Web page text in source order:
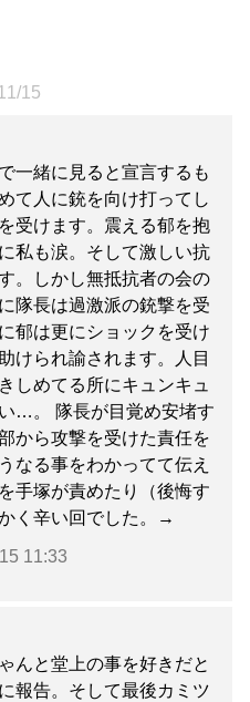
15
一緒に見ると宣言するも
て人に銃を向け打ってし
受けます。震える郁を抱
私も涙。そして激しい抗
。しかし無抵抗者の会の
隊長は過激派の銃撃を受
郁は更にショックを受け
けられ諭されます。人目
しめてる所にキュンキュ
…。 隊長が目覚め安堵す
から攻撃を受けた責任を
なる事をわかってて伝え
手塚が責めたり（後悔す
く辛い回でした。→
11:33
んと堂上の事を好きだと
報告。そして最後カミツ